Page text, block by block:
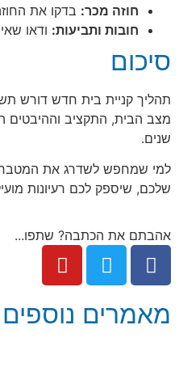
חוזה מכר: בדקו את
חובות ותביעות: ודאו
סיכום
תהליך קניית בית חדש דורש
מצב הבית, התקציב
שנים.
למי שמחפש לשדרג את המטבח
שלכם, שיספק לכם רעיונות
אהבתם את הכתבה? שתפו...
מאמרים